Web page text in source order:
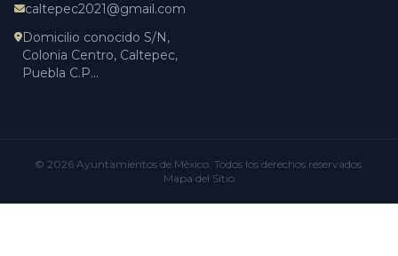
caltepec2021@gmail.com
Domicilio conocido S/N,
Colonia Centro, Caltepec,
Puebla C.P...
© 2026 Ayuntamientos de México. Todos los derechos reservados.
Mapa del Sitio